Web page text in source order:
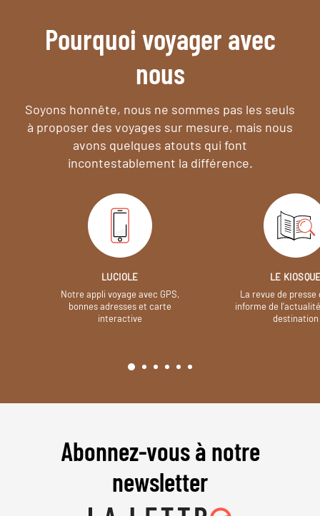
Pourquoi voyager avec
nous
Soyons honnête, nous ne sommes pas les seuls
à proposer des voyages sur mesure, mais nous
avons quelques atouts qui font
incontestablement la différence.
LUCIOLE
Notre appli voyage avec GPS,
bonnes adresses et carte
interactive
LE
La revue de presse
informe de
destination
Abonnez-vous à notre
newsletter